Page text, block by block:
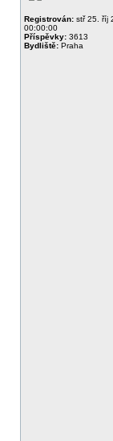
Registrován: stř 25. říj
00:00:00
Příspěvky: 3613
Bydliště: Praha